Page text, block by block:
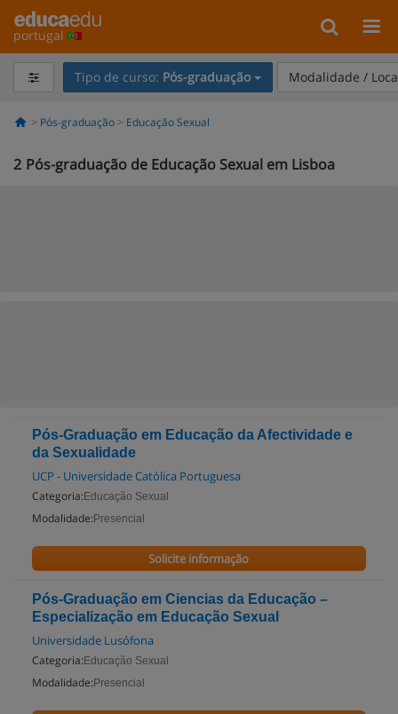
portugal
Tipo de curso: Pós-graduação Modalidade /
Pós-graduação Educação Sexual
2 Pós-graduação de Educação Sexual em Lisboa
Pós-Graduação em Educação da Afectividade e
da Sexualidade
UCP - Universidade Católica Portuguesa
Categoria: Educação Sexual
Modalidade: Presencial
Solicite informação
Pós-Graduação em Ciencias da Educação –
Especialização em Educação Sexual
Universidade Lusófona
Categoria: Educação Sexual
Modalidade: Presencial